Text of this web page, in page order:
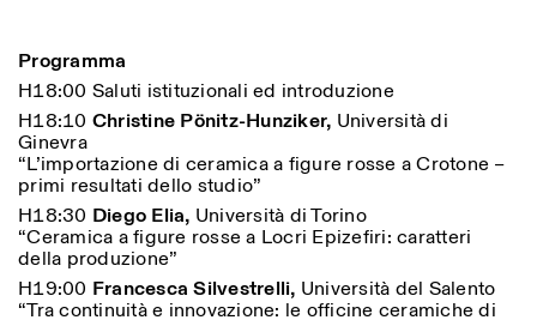
ISTITUTO SVIZZERO
MILAN
Sede di Milano
Via Vecchio Politecnico 3
+39 02 76 01 61 18
milano@istitutosvizzero.it
EXHIBITION HOURS:
I’ll miss you when I scroll
away
Programma
H18:00 Saluti istituzionali ed introduzione
H18:10 Christine Pönitz-Hunziker, Università di
Ginevra
“L’importazione di ceramica a figure rosse a Crotone –
primi resultati dello studio”
H18:30 Diego Elia, Università di Torino
“Ceramica a figure rosse a Locri Epizefiri: caratteri
della produzione”
H19:00 Francesca Silvestrelli, Università del Salento
“Tra continuità e innovazione: le officine ceramiche di